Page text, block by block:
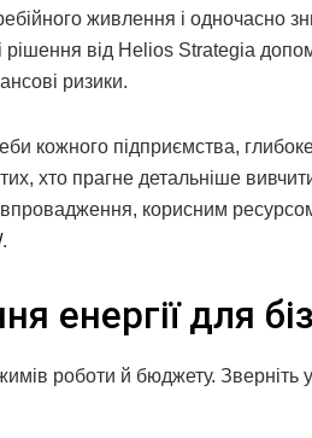
живлення і одночасно
від Helios Strategia
ризики.
кожного підприємства,
хто прагне детальніше
корисним
.
енергії для
роботи й бюджету. Зверніть